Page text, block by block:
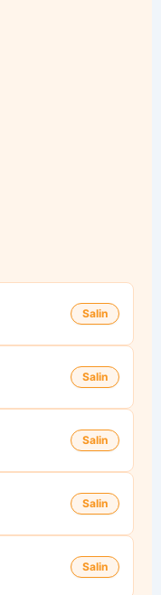
Salin
Salin
Salin
Salin
Salin